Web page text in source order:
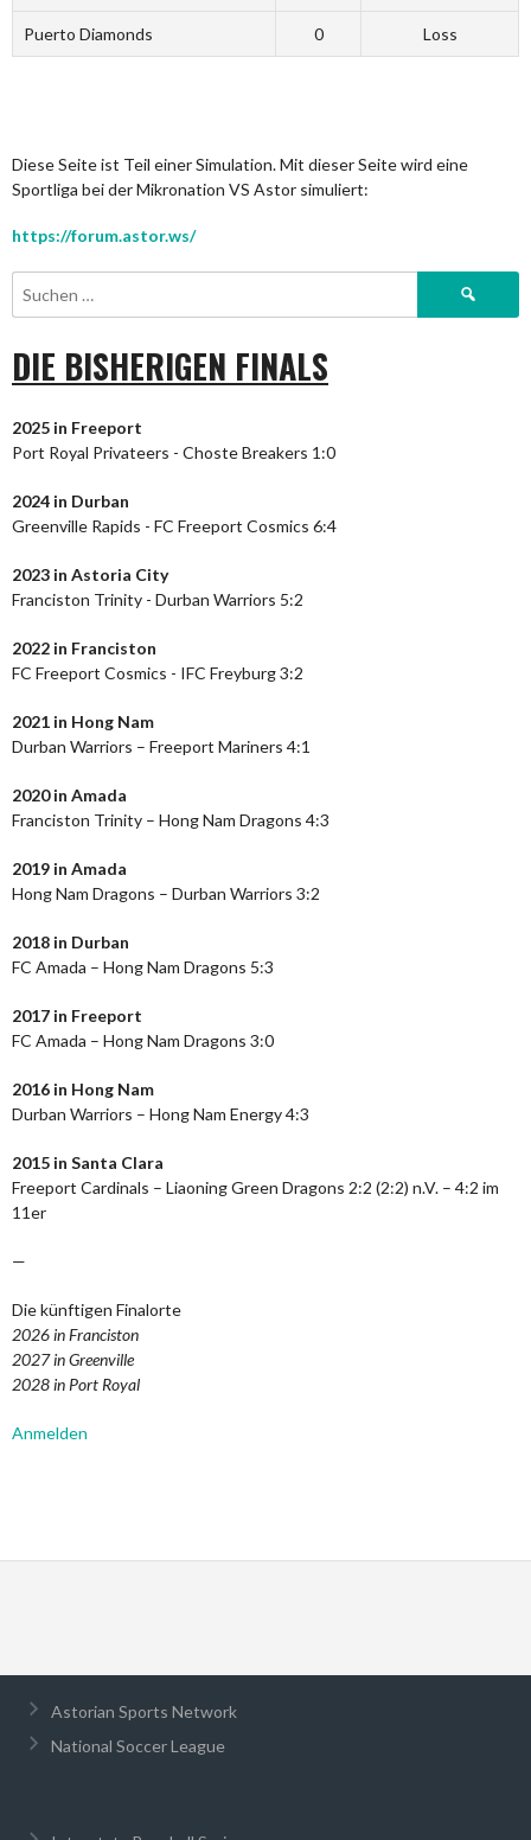
Puerto Diamonds 0 Loss
Diese Seite ist Teil einer Simulation. Mit dieser Seite wird eine
Sportliga bei der Mikronation VS Astor simuliert:
https://forum.astor.ws/
Suchen
DIE BISHERIGEN FINALS
2025 in Freeport
Port Royal Privateers - Choste Breakers 1:0
2024 in Durban
Greenville Rapids - FC Freeport Cosmics 6:4
2023 in Astoria City
Franciston Trinity - Durban Warriors 5:2
2022 in Franciston
FC Freeport Cosmics - IFC Freyburg 3:2
2021 in Hong Nam
Durban Warriors – Freeport Mariners 4:1
2020 in Amada
Franciston Trinity – Hong Nam Dragons 4:3
2019 in Amada
Hong Nam Dragons – Durban Warriors 3:2
2018 in Durban
FC Amada – Hong Nam Dragons 5:3
2017 in Freeport
FC Amada – Hong Nam Dragons 3:0
2016 in Hong Nam
Durban Warriors – Hong Nam Energy 4:3
2015 in Santa Clara
Freeport Cardinals – Liaoning Green Dragons 2:2 (2:2) n.V. – 4:2 im
11er
—
Die künftigen Finalorte
2026 in Franciston
2027 in Greenville
2028 in Port Royal
Anmelden
Astorian Sports Network
National Soccer League